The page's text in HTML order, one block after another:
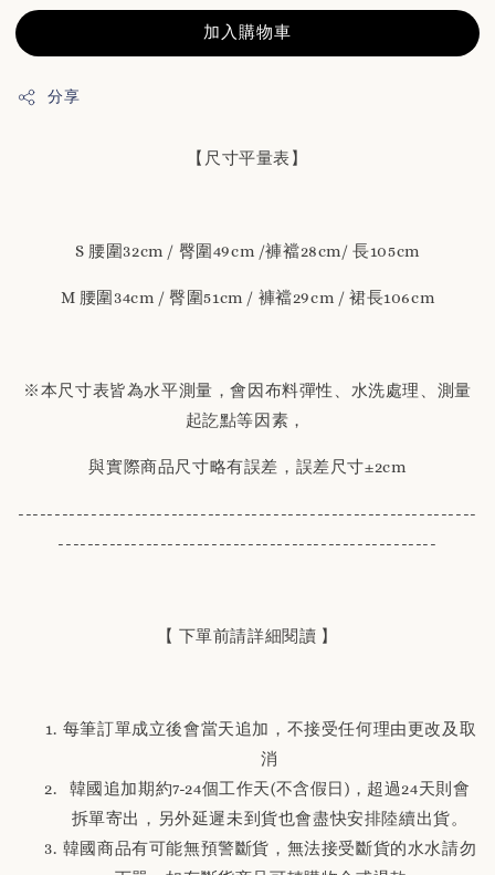
加入購物車
分享
【尺寸平量表】
S 腰圍32cm / 臀圍49cm /褲襠28cm/ 長105cm
M 腰圍34cm / 臀圍51cm / 褲襠29cm / 裙長106cm
※本尺寸表皆為水平測量，會因布料彈性、水洗處理、測量
起訖點等因素，
與實際商品尺寸略有誤差，誤差尺寸±2cm
---------------------------------------------------------------
----------------------------------------------------
【 下單前請詳細閱讀 】
每筆訂單成立後會當天追加，不接受任何理由更改及取
消
韓國追加期約7-24個工作天(不含假日)，超過24天則會
拆單寄出，另外延遲未到貨也會盡快安排陸續出貨。
韓國商品有可能無預警斷貨，無法接受斷貨的水水請勿